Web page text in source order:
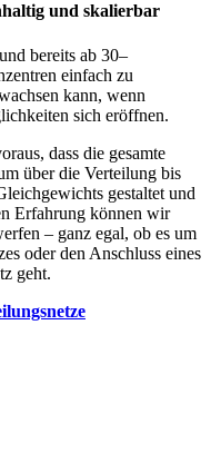
und skalierbar
bereits ab 30–
einfach zu
kann, wenn
sich eröffnen.
dass die gesamte
über die Verteilung bis
gestaltet und
Erfahrung können wir
– ganz egal, ob es um
oder den Anschluss eines
geht.